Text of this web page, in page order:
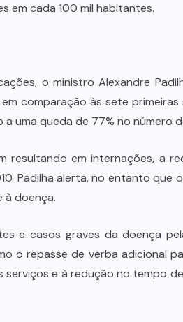
em cada 100 mil habitantes.
o ministro Alexandre
comparação às sete
uma queda de 77% no número
resultando em internações, a
Padilha alerta, no entanto que
à doença.
e casos graves da doença
o repasse de verba adicional
serviços e à redução no tempo
rede
mil